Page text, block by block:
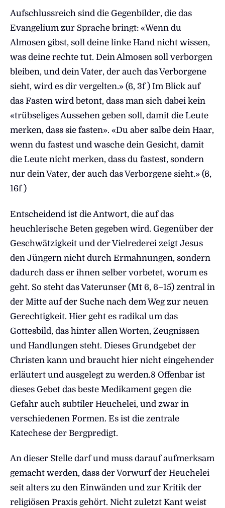
Aufschlussreich sind die Gegenbilder, die das
Evangelium zur Sprache bringt: «Wenn du
Almosen gibst, soll deine linke Hand nicht wissen,
was deine rechte tut. Dein Almosen soll verborgen
bleiben, und dein Vater, der auch das Verborgene
sieht, wird es dir vergelten.» (6, 3f ) Im Blick auf
das Fasten wird betont, dass man sich dabei kein
«trübseliges Aussehen geben soll, damit die Leute
merken, dass sie fasten». «Du aber salbe dein Haar,
wenn du fastest und wasche dein Gesicht, damit
die Leute nicht merken, dass du fastest, sondern
nur dein Vater, der auch das Verborgene sieht.» (6,
16f )
Entscheidend ist die Antwort, die auf das
heuchlerische Beten gegeben wird. Gegenüber der
Geschwätzigkeit und der Vielrederei zeigt Jesus
den Jüngern nicht durch Ermahnungen, sondern
dadurch dass er ihnen selber vorbetet, worum es
geht. So steht das Vaterunser (Mt 6, 6–15) zentral in
der Mitte auf der Suche nach dem Weg zur neuen
Gerechtigkeit. Hier geht es radikal um das
Gottesbild, das hinter allen Worten, Zeugnissen
und Handlungen steht. Dieses Grundgebet der
Christen kann und braucht hier nicht eingehender
erläutert und ausgelegt zu werden.8 Offenbar ist
dieses Gebet das beste Medikament gegen die
Gefahr auch subtiler Heuchelei, und zwar in
verschiedenen Formen. Es ist die zentrale
Katechese der Bergpredigt.
An dieser Stelle darf und muss darauf aufmerksam
gemacht werden, dass der Vorwurf der Heuchelei
seit alters zu den Einwänden und zur Kritik der
religiösen Praxis gehört. Nicht zuletzt Kant weist